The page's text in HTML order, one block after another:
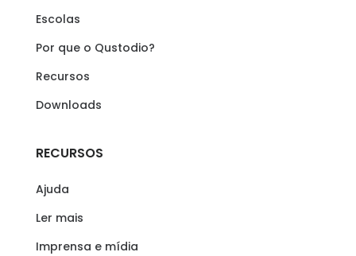
Escolas
Por que o Qustodio?
Recursos
Downloads
RECURSOS
Ajuda
Ler mais
Imprensa e mídia